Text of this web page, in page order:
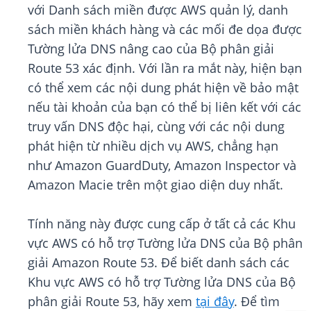
với Danh sách miền được AWS quản lý, danh
sách miền khách hàng và các mối đe dọa được
Tường lửa DNS nâng cao của Bộ phân giải
Route 53 xác định. Với lần ra mắt này, hiện bạn
có thể xem các nội dung phát hiện về bảo mật
nếu tài khoản của bạn có thể bị liên kết với các
truy vấn DNS độc hại, cùng với các nội dung
phát hiện từ nhiều dịch vụ AWS, chẳng hạn
như Amazon GuardDuty, Amazon Inspector và
Amazon Macie trên một giao diện duy nhất.
Tính năng này được cung cấp ở tất cả các Khu
vực AWS có hỗ trợ Tường lửa DNS của Bộ phân
giải Amazon Route 53. Để biết danh sách các
Khu vực AWS có hỗ trợ Tường lửa DNS của Bộ
phân giải Route 53, hãy xem tại đây. Để tìm